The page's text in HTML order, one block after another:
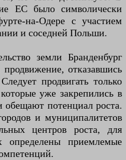
ЕС было символически
на-Одере с участием
и соседней Польши.
земли Бранденбург
продвижение, отказавшись
продвигать только
уже закрепились в
обещают потенциал роста.
и муниципалитетов
центров роста, для
определены приемлемые